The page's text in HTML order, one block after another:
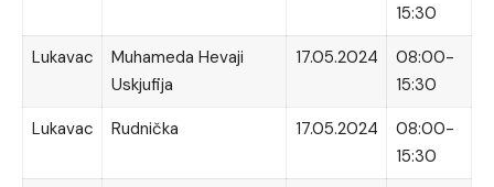
15:30
Lukavac
Muhameda Hevaji
Uskjufija
17.05.2024
08:00-
15:30
Lukavac
Rudnička 17.05.2024
08:00-
15:30